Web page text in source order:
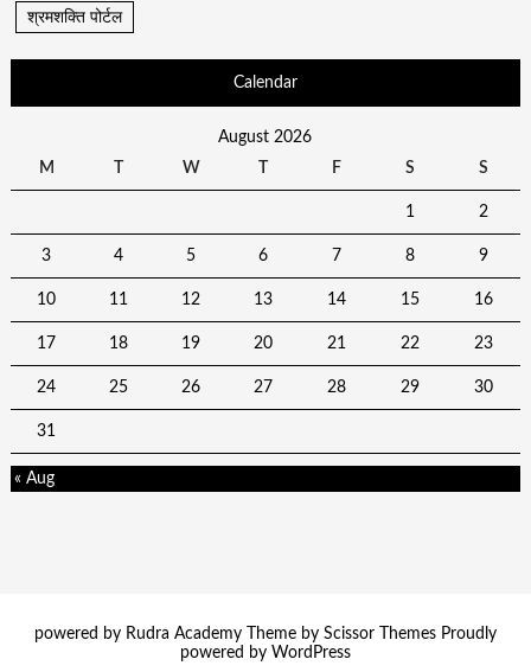
श्रमशक्ति पोर्टल
Calendar
August 2026
M
T W T F S S
1 2
3 4 5 6 7 8 9
10 11 12 13 14 15 16
17 18 19 20 21 22 23
24 25 26 27 28 29 30
31
« Aug
powered by Rudra Academy Theme by Scissor Themes Proudly
powered by WordPress